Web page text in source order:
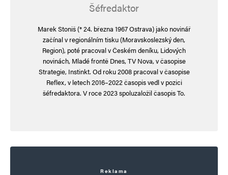
Navigace pro komentáře
Napsat komentář
Vaše e-mailová adresa nebude zveřejněna.
Vyžadované informace jsou
Šéfredaktor
Marek Stoniš (* 24. března 1967 Ostrava) jako novinář
začínal v regionálním tisku (Moravskoslezský den,
Region), poté pracoval v Českém deníku, Lidových
novinách, Mladé frontě Dnes, TV Nova, v časopise
Strategie, Instinkt. Od roku 2008 pracoval v časopise
Reflex, v letech 2016–2022 časopis vedl v pozici
šéfredaktora. V roce 2023 spoluzaložil časopis To.
Reklama